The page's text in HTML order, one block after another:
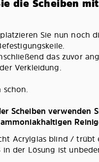
die Scheiben
Sie nun noch
das zuvor
Verkleidung.
schon.
Scheiben verwenden
Acrylglas blind / trübt
der Lösung ist